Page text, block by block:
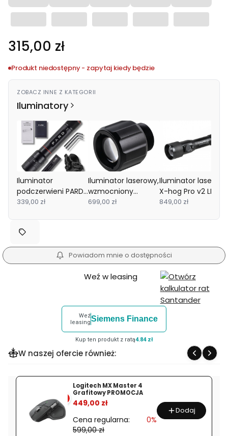
Cena
315,00 zł
Produkt niedostępny - zapytaj kiedy będzie
ZOBACZ INNE Z KATEGORII
Iluminatory
Iluminator
podczerwieni PARD
InfraX 850nm
339,00 zł
Iluminator laserowy,
wzmocniony
TenoSight H-940
699,00 zł
Iluminator laserowy
X-hog Pro v2 LED
940/850 nm
849,00 zł
Powiadom mnie o dostępności
Weź w leasing
Weź
leasingSiemens Finance
Kup ten produkt z ratą4.84 zł
W naszej ofercie również:
Logitech MX Master 4
Grafitowy PROMOCJA
449,00 zł
Cena regularna:
599,00 zł
0%
Dodaj